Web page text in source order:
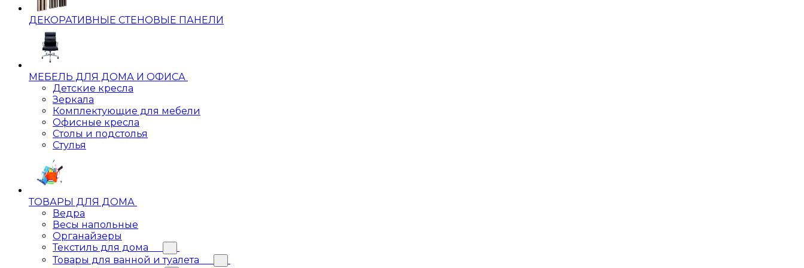
ДЕКОРАТИВНЫЕ СТЕНОВЫЕ ПАНЕЛИ
МЕБЕЛЬ ДЛЯ ДОМА И ОФИСА
Детские кресла
Зеркала
Комплектующие для мебели
Офисные кресла
Столы и подстолья
Стулья
ТОВАРЫ ДЛЯ ДОМА
Ведра
Весы напольные
Органайзеры
Текстиль для дома
Товары для ванной и туалета